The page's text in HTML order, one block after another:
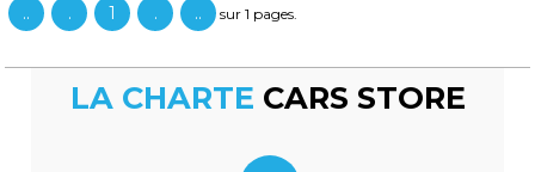
.. . 1 . .. sur 1 pages.
LA CHARTE CARS STORE